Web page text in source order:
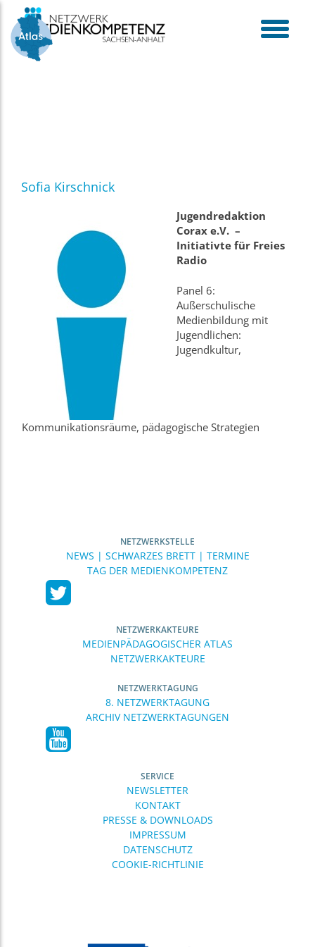
toggle
menu
Skip
content
Sofia Kirschnick
Jugendredaktion
Corax e.V. –
Initiativte für Freies
Radio
Panel 6:
Außerschulische
Medienbildung mit
Jugendlichen:
Jugendkultur,
Kommunikationsräume, pädagogische Strategien
NETZWERKSTELLE
NEWS | SCHWARZES BRETT | TERMINE
TAG DER MEDIENKOMPETENZ
NETZWERKAKTEURE
MEDIENPÄDAGOGISCHER ATLAS
NETZWERKAKTEURE
NETZWERKTAGUNG
8. NETZWERKTAGUNG
ARCHIV NETZWERKTAGUNGEN
SERVICE
NEWSLETTER
KONTAKT
PRESSE & DOWNLOADS
IMPRESSUM
DATENSCHUTZ
COOKIE-RICHTLINIE